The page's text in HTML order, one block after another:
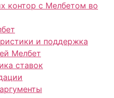
контор с Мелбетом во
и поддержка
Мелбет
ставок